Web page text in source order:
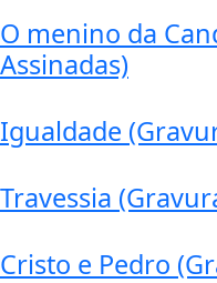
O menino da
Assinadas)
Igualdade
Travessia
Cristo e Pedro